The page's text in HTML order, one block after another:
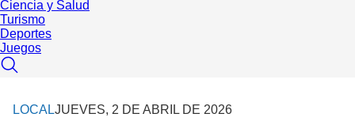
Ciencia y Salud
Turismo
Deportes
Juegos
LOCALJUEVES, 2 DE ABRIL DE 2026